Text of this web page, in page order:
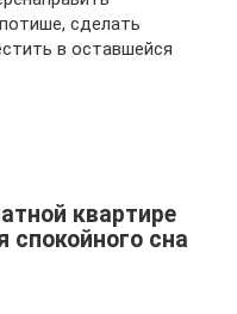
сделать
в оставшейся
квартире
спокойного сна